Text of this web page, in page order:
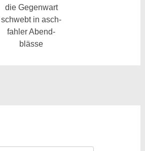
die Gegenwart
schwebt in asch-
fahler Abend-
blässe